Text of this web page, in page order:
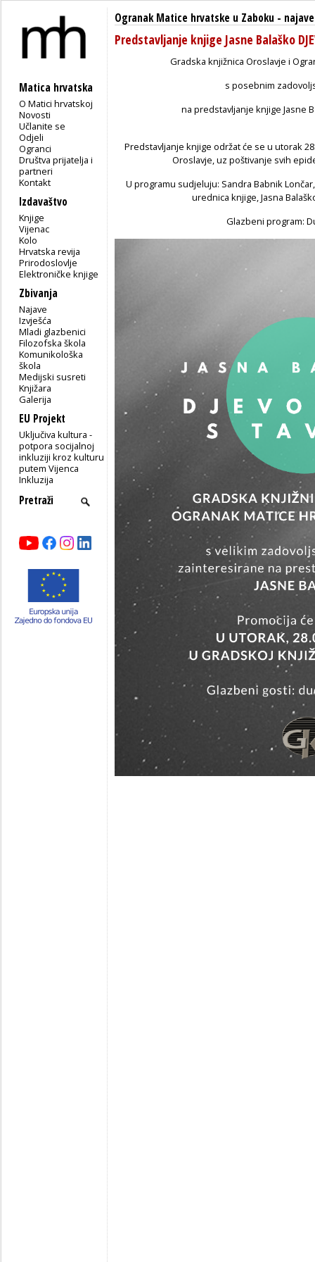
Matica hrvatska
O Matici hrvatskoj
Novosti
Učlanite se
Odjeli
Ogranci
Društva prijatelja i
partneri
Kontakt
Izdavaštvo
Knjige
Vijenac
Kolo
Hrvatska revija
Prirodoslovlje
Elektroničke knjige
Zbivanja
Najave
Izvješća
Mladi glazbenici
Filozofska škola
Komunikološka
škola
Medijski susreti
Knjižara
Galerija
EU Projekt
Uključiva kultura -
potpora socijalnoj
inkluziji kroz kulturu
putem Vijenca
Inkluzija
Ogranak Matice hrvatske u Zaboku - najave
Predstavljanje knjige Jasne Balaško
Gradska knjižnica Oroslavje i
s posebnim
na predstavljanje knjige Jasne
Predstavljanje knjige održat će se u utorak
Oroslavje, uz poštivanje svih
U programu sudjeluju: Sandra Babnik
urednica knjige, Jasna
Glazbeni program: